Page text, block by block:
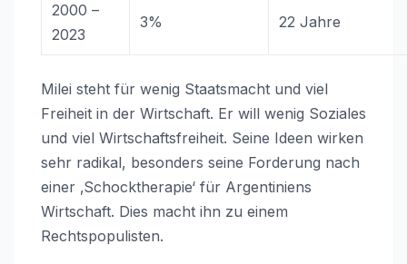
2000 –
2023
3% 22 Jahre
Milei steht für wenig Staatsmacht und viel
Freiheit in der Wirtschaft. Er will wenig Soziales
und viel Wirtschaftsfreiheit. Seine Ideen wirken
sehr radikal, besonders seine Forderung nach
einer ‚Schocktherapie‘ für Argentiniens
Wirtschaft. Dies macht ihn zu einem
Rechtspopulisten.